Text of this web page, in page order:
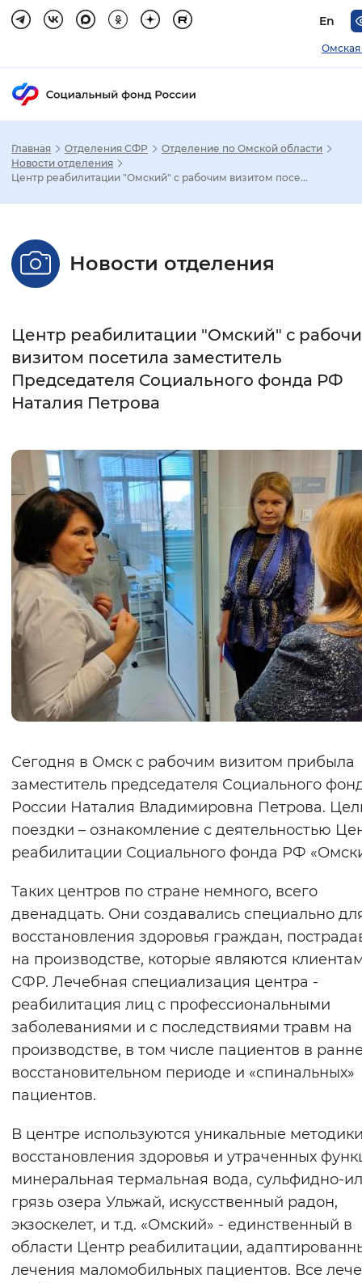
En
Омская
Настройка режима отображения
Стандартный Увеличенный
Интервал между буквами
Цвет сайта
Монохромный Инверсивный
Синий фон
Изображения
Включены Выключены
Звуковой ассистент
Воспроизвести Остановить
Главная Отделения СФР
Отделение по Омской области
Новости отделения
Центр реабилитации "Омский" с рабочим визитом посе...
Новости отделения
Центр реабилитации "Омский" с
визитом посетила заместитель
Председателя Социального фонда РФ
Наталия Петрова
Сегодня в Омск с рабочим визитом прибыла
заместитель председателя Социального
России Наталия Владимировна Петрова.
поездки – ознакомление с деятельностью
реабилитации Социального фонда РФ
Таких центров по стране немного, всего
двенадцать. Они создавались специально
восстановления здоровья граждан,
на производстве, которые являются
СФР. Лечебная специализация центра -
реабилитация лиц с профессиональными
заболеваниями и с последствиями травм на
производстве, в том числе пациентов в
восстановительном периоде и «спинальных»
пациентов.
В центре используются уникальные
восстановления здоровья и утраченных
минеральная термальная вода, сульфидно-
грязь озера Ульжай, искусственный радон,
экзоскелет, и т.д. «Омский» - единственный в
области Центр реабилитации,
лечения маломобильных пациентов. Все